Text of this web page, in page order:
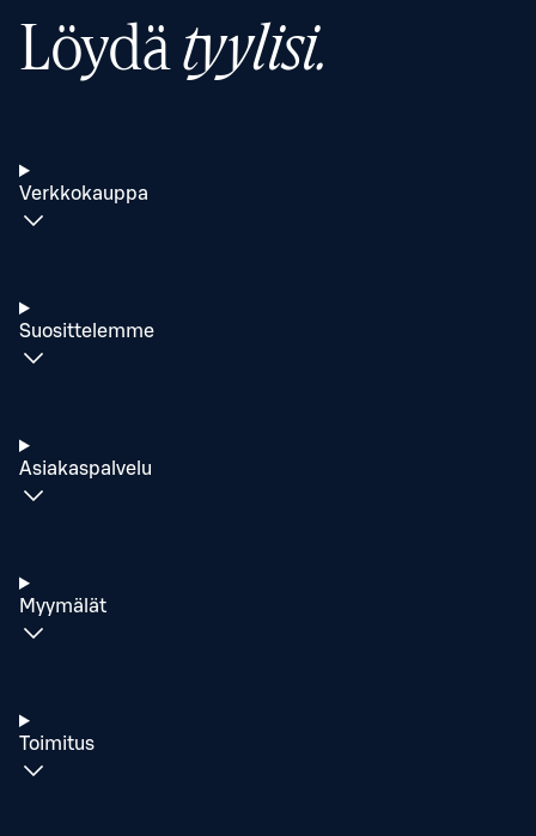
Löydätyylisi.
Verkkokauppa
Suosittelemme
Asiakaspalvelu
Myymälät
Toimitus